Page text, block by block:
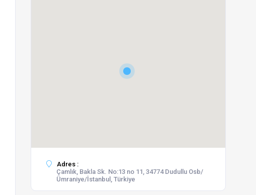
Adres :
Çamlık, Bakla Sk. No:13 no 11, 34774 Dudullu Osb/
Ümraniye/İstanbul, Türkiye